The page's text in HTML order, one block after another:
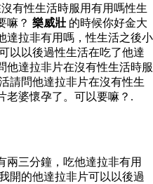
有性生活時服用有用嗎性生
嘛？ 樂威壯 的時候你好金大
達拉非有用嗎，性生活之後小
以以後過性生活在吃了他達
他達拉非片在沒有性生活時服
請問他達拉非片在沒有性生
老婆懷孕了。可以要嘛？.
兩三分鐘，吃他達拉非有用
開的他達拉非片可以以後過